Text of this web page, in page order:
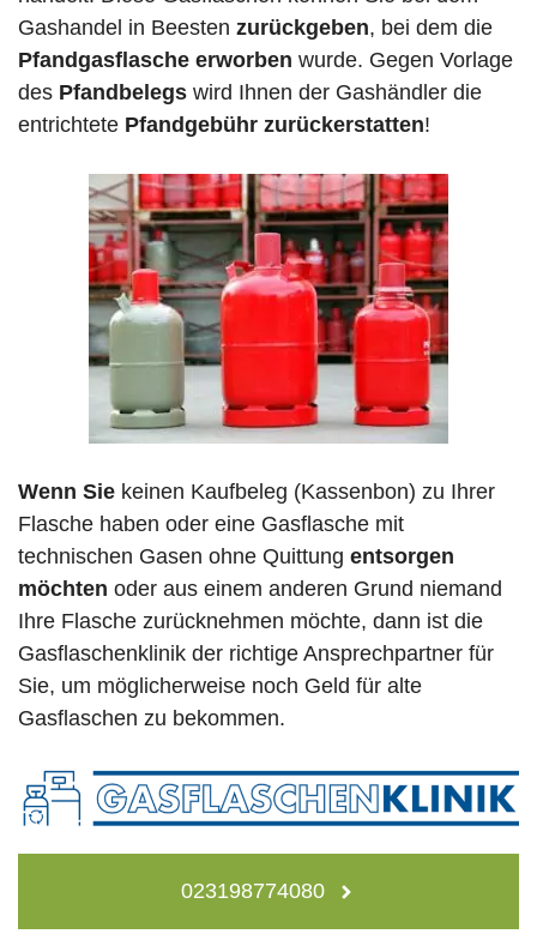
Gashandel in Beesten zurückgeben, bei dem die
Pfandgasflasche erworben wurde. Gegen Vorlage
des Pfandbelegs wird Ihnen der Gashändler die
entrichtete Pfandgebühr zurückerstatten!
Wenn Sie keinen Kaufbeleg (Kassenbon) zu Ihrer
Flasche haben oder eine Gasflasche mit
technischen Gasen ohne Quittung entsorgen
möchten oder aus einem anderen Grund niemand
Ihre Flasche zurücknehmen möchte, dann ist die
Gasflaschenklinik der richtige Ansprechpartner für
Sie, um möglicherweise noch Geld für alte
Gasflaschen zu bekommen.
023198774080